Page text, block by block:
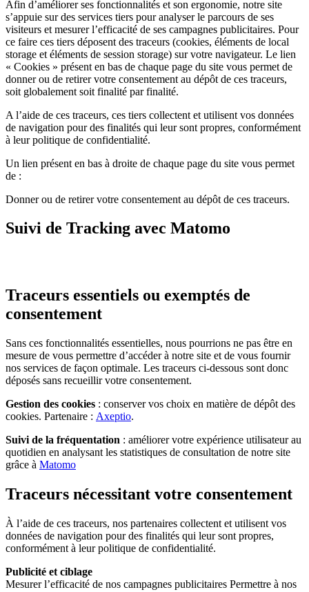
Afin d’améliorer ses fonctionnalités et son ergonomie, notre site
s’appuie sur des services tiers pour analyser le parcours de ses
visiteurs et mesurer l’efficacité de ses campagnes publicitaires. Pour
ce faire ces tiers déposent des traceurs (cookies, éléments de local
storage et éléments de session storage) sur votre navigateur. Le lien
« Cookies » présent en bas de chaque page du site vous permet de
donner ou de retirer votre consentement au dépôt de ces traceurs,
soit globalement soit finalité par finalité.
A l’aide de ces traceurs, ces tiers collectent et utilisent vos données
de navigation pour des finalités qui leur sont propres, conformément
à leur politique de confidentialité.
Un lien présent en bas à droite de chaque page du site vous permet
de :
Donner ou de retirer votre consentement au dépôt de ces traceurs.
Suivi de Tracking avec Matomo
Traceurs essentiels ou exemptés de
consentement
Sans ces fonctionnalités essentielles, nous pourrions ne pas être en
mesure de vous permettre d’accéder à notre site et de vous fournir
nos services de façon optimale. Les traceurs ci-dessous sont donc
déposés sans recueillir votre consentement.
Gestion des cookies : conserver vos choix en matière de dépôt des
cookies. Partenaire : Axeptio.
Suivi de la fréquentation : améliorer votre expérience utilisateur au
quotidien en analysant les statistiques de consultation de notre site
grâce à Matomo
Traceurs nécessitant votre consentement
À l’aide de ces traceurs, nos partenaires collectent et utilisent vos
données de navigation pour des finalités qui leur sont propres,
conformément à leur politique de confidentialité.
Publicité et ciblage
Mesurer l’efficacité de nos campagnes publicitaires Permettre à nos